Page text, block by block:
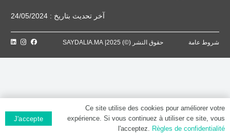
آخر تحديث بتاريخ : 24/05/2024
شروط عامة حقوق النشر (©) 2025| SAYDALIA.MA
Ce site utilise des cookies pour améliorer votre
expérience. Si vous continuez à utiliser ce site, vous
l'acceptez. Règles de confidentialité
J'accepte